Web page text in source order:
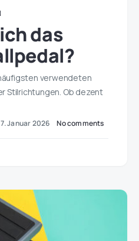
das
verwendeten
Stilrichtungen. Ob dezent
Januar 2026 No comments